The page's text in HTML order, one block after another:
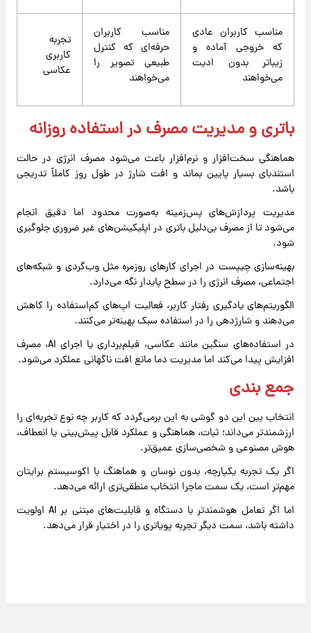
تجربه
کاربری
عکاسی
مناسب کاربران
حرفه‌ای که کنترل
طبیعی تصویر را
می‌خواهند
مناسب کاربران عادی
که خروجی آماده و
زیباتر بدون ادیت
می‌خواهند
باتری و مدیریت مصرف در استفاده روزانه
هماهنگی سخت‌افزار و نرم‌افزار باعث می‌شود مصرف انرژی در حالت
استندبای بسیار پایین بماند و افت شارژ در طول روز کاملاً تدریجی
باشد.
مدیریت پردازش‌های پس‌زمینه به‌صورت محدود اما دقیق انجام
می‌شود تا از مصرف بی‌دلیل باتری در اپلیکیشن‌های غیر ضروری جلوگیری
شود.
بهینه‌سازی چیپست در اجرای کارهای روزمره مثل وب‌گردی و شبکه‌های
اجتماعی، مصرف انرژی را در سطح پایدار نگه می‌دارد.
الگوریتم‌های یادگیری رفتار کاربر، فعالیت اپ‌های کم‌استفاده را کاهش
می‌دهند و شارژدهی را در استفاده سبک بهینه‌تر می‌کنند.
در استفاده‌های سنگین مانند عکاسی، فیلم‌برداری یا اجرای AI، مصرف
افزایش پیدا می‌کند اما مدیریت دما مانع افت ناگهانی عملکرد می‌شود.
جمع بندی
انتخاب بین این دو گوشی به این برمی‌گردد که کاربر چه نوع تجربه‌ای را
ارزشمندتر می‌داند؛ ثبات، هماهنگی و عملکرد قابل پیش‌بینی یا انعطاف،
هوش مصنوعی و شخصی‌سازی عمیق‌تر.
اگر یک تجربه یکپارچه، بدون نوسان و هماهنگ با اکوسیستم برایتان
مهم‌تر است، یک سمت ماجرا انتخاب منطقی‌تری ارائه می‌دهد.
اما اگر تعامل هوشمندتر با دستگاه و قابلیت‌های مبتنی بر AI اولویت
داشته باشد، سمت دیگر تجربه پویاتری را در اختیار قرار می‌دهد.